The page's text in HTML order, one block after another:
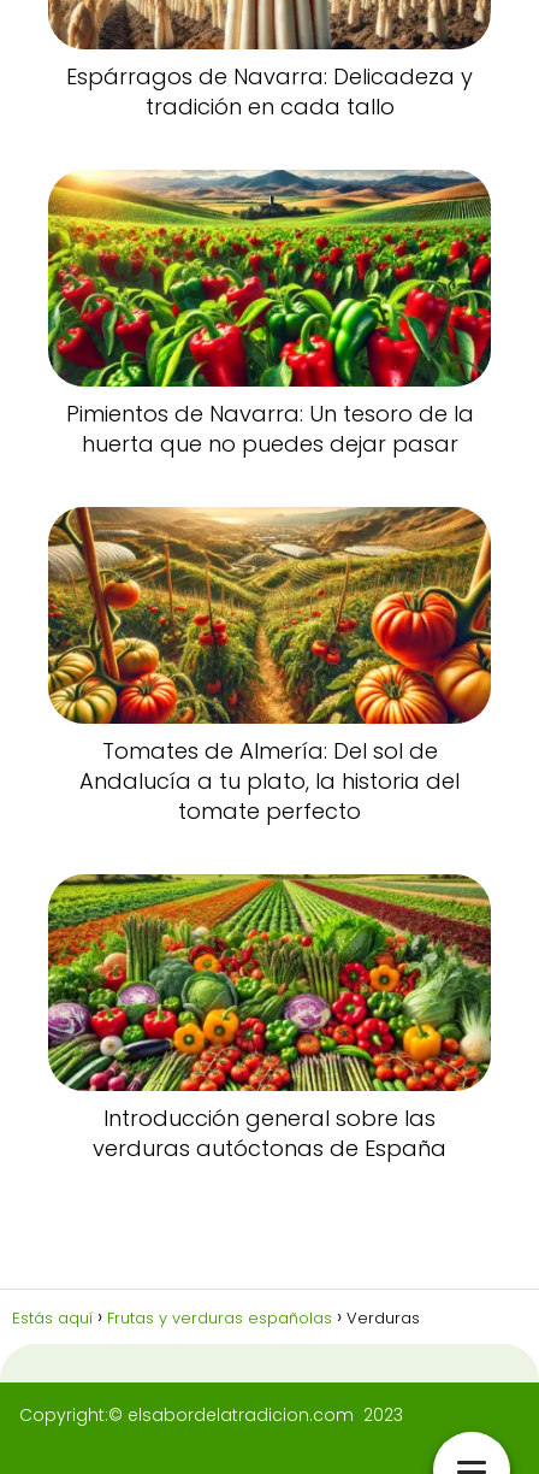
Espárragos de Navarra: Delicadeza y
tradición en cada tallo
Pimientos de Navarra: Un tesoro de la
huerta que no puedes dejar pasar
Tomates de Almería: Del sol de
Andalucía a tu plato, la historia del
tomate perfecto
Introducción general sobre las
verduras autóctonas de España
Estás aquí Frutas y verduras españolas Verduras
Copyright:© elsabordelatradicion.com 2023